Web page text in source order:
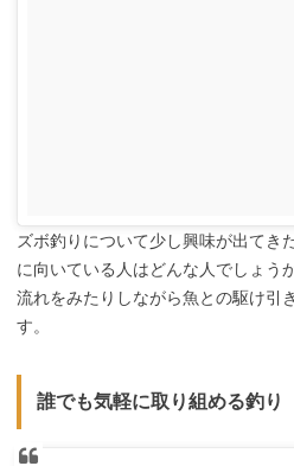
ズボ釣りについて少し興味が出てき
に向いている人はどんな人でしょう
流れをみたりしながら魚との駆け引
す。
誰でも気軽に取り組める釣り